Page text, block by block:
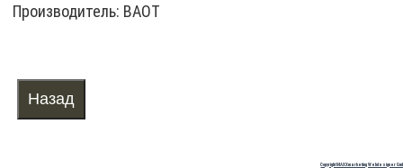
Производитель: BAOT
Copyright MAXXmarketing Webdesigner